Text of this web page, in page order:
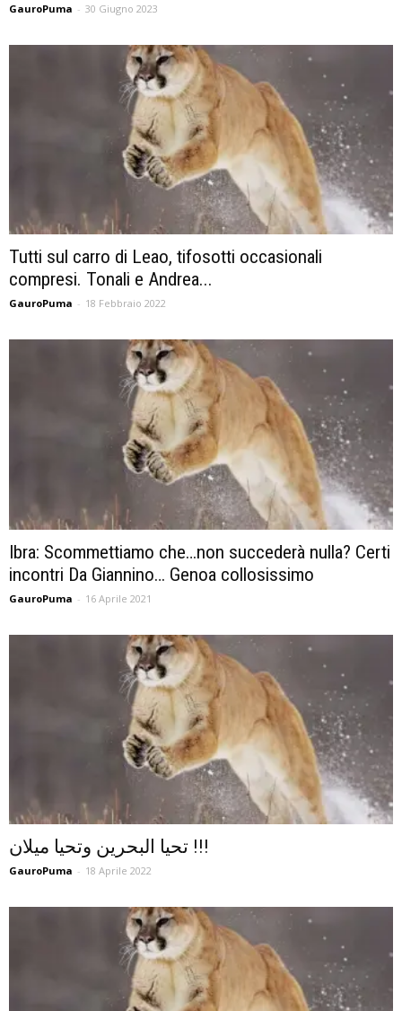
GauroPuma - 30 Giugno 2023
Tutti sul carro di Leao, tifosotti occasionali
compresi. Tonali e Andrea...
GauroPuma - 18 Febbraio 2022
Ibra: Scommettiamo che…non succederà nulla? Certi
incontri Da Giannino… Genoa collosissimo
GauroPuma - 16 Aprile 2021
تحيا البحرين وتحيا ميلان !!!
GauroPuma - 18 Aprile 2022